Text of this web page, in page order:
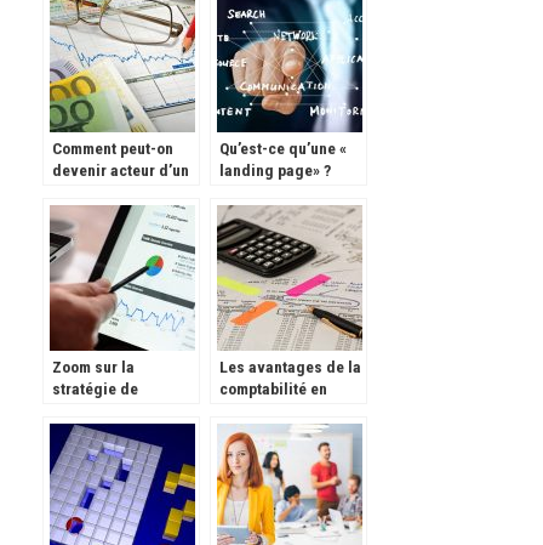
faire de l’argent ?
Comment peut-on
devenir acteur d’un
Qu’est-ce qu’une «
landing page» ?
Zoom sur la
stratégie de
Les avantages de la
comptabilité en